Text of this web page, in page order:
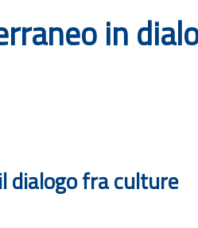
in
dialogo fra culture